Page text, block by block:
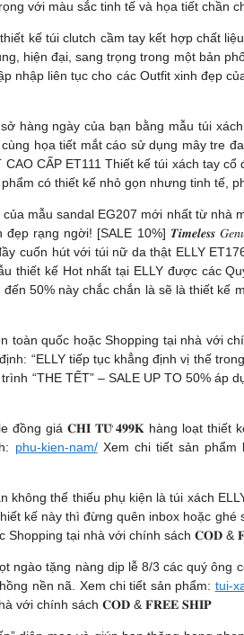
với màu sắc tinh tế và họa tiết chần
kế túi clutch cầm tay kết hợp chất
hiện đại, sang trọng trong một bản
nhập liên tục cho các Outfit xinh đẹp
ngày của bạn bằng mẫu túi
họa tiết mắt cáo sử dụng mây tre
CẤP ET111 Thiết kế túi xách tay
có thiết kế nhỏ gọn nhưng tinh tế,
mẫu sandal EG207 mới nhất từ nhà
ngời! [SALE 10%] 𝑻𝒊𝒎𝒆𝒍𝒆𝒔𝒔
cuốn hút với túi nữ da thật ELLY
kế Hot nhất tại ELLY được các
50% này chắc chắn là sẽ là thiết
toàn quốc hoặc Shopping tại nhà với
“ELLY tiếp tục khẳng định vị thế
“THE TẾT” – SALE UP TO 50%
giá 𝐂𝐇𝐈̉ 𝐓𝐔̛̀ 𝟒𝟗𝟗𝐊 hàng loạt thiết
phu-kien-nam/Xem chi tiết sản phẩm
không thể thiếu phụ kiện là túi xách
kế này thì đừng quên inbox hoặc
Shopping tại nhà với chính sách 𝐂𝐎𝐃 &
ngào tặng nàng dịp lễ 8/3 các quý ông
nền nã. Xem chi tiết sản phẩm: tui-
với chính sách 𝐂𝐎𝐃 & 𝐅𝐑𝐄𝐄 𝐒𝐇𝐈𝐏